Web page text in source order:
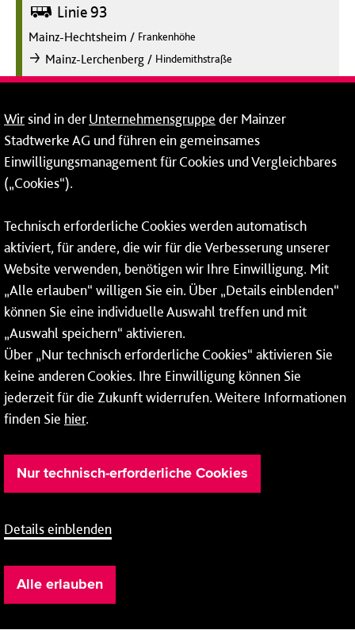
Bus Linie 93
Mainz-Hechtsheim / Frankenhöhe
nachMainz-Lerchenberg / Hindemithstraße
Fahrpläne
Bus Linie 93
Mainz-Lerchenberg
Fahrpläne
Linie N7
Wiesbaden /Platz der Deutschen Einheit
nachMainz-Kostheim /Winterstraße
Fahrpläne
Wirsind in derUnternehmensgruppe der Mainzer
Stadtwerke AG und führen ein gemeinsames
Einwilligungsmanagement für Cookies und Vergleichbares
(„Cookies“).
Technisch erforderliche Cookies werden automatisch
aktiviert, für andere, die wir für die Verbesserung unserer
Website verwenden, benötigen wir Ihre Einwilligung. Mit
„Alle erlauben“ willigen Sie ein. Über „Details einblenden“
können Sie eine individuelle Auswahl treffen und mit
„Auswahl speichern“ aktivieren.
Über „Nur technisch erforderliche Cookies“ aktivieren Sie
keine anderen Cookies. Ihre Einwilligung können Sie
jederzeit für die Zukunft widerrufen. Weitere Informationen
finden Sie hier.
Nur technisch-erforderliche Cookies
Details einblenden
Alle erlauben